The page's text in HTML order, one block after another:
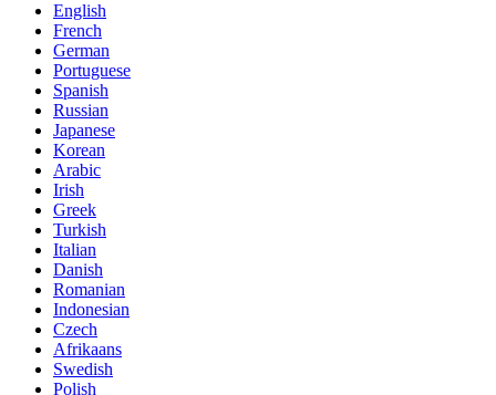
English
French
German
Portuguese
Spanish
Russian
Japanese
Korean
Arabic
Irish
Greek
Turkish
Italian
Danish
Romanian
Indonesian
Czech
Afrikaans
Swedish
Polish